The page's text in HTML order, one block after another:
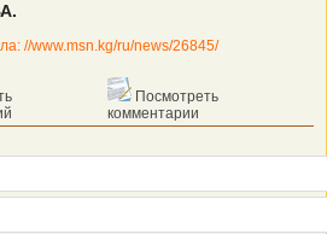
//www.msn.kg/ru/news/26845/
Посмотреть
комментарии